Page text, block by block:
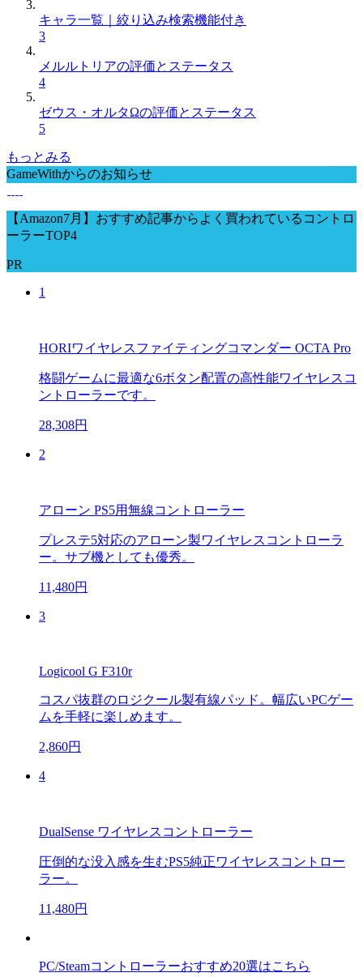
キャラ一覧｜絞り込み検索機能付き
3
メルルトリアの評価とステータス
4
ゼウス・オルタΩの評価とステータス
5
もっとみる
GameWithからのお知らせ
【Amazon7月】おすすめ記事からよく買われているコントロ
ーラーTOP4
PR
1
HORIワイヤレスファイティングコマンダー OCTA Pro
格闘ゲームに最適な6ボタン配置の高性能ワイヤレスコ
ントローラーです。
28,308円
2
アローン PS5用無線コントローラー
プレステ5対応のアローン製ワイヤレスコントローラ
ー。サブ機としても優秀。
11,480円
3
Logicool G F310r
コスパ抜群のロジクール製有線パッド。幅広いPCゲー
ムを手軽に楽しめます。
2,860円
4
DualSense ワイヤレスコントローラー
圧倒的な没入感を生むPS5純正ワイヤレスコントロー
ラー。
11,480円
PC/Steamコントローラーおすすめ20選はこちら